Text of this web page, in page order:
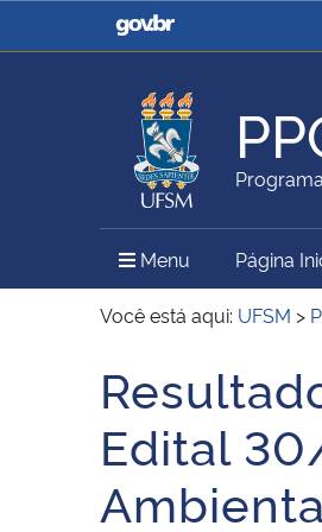
Casa Civil
Ministério da Agricultura,
Pecuária e Abastecimento
Ministério do Meio Ambiente
Secretaria de Governo
Menu MenuPágina
Você está aqui: UFSM >
Início do conteúdo
Edital